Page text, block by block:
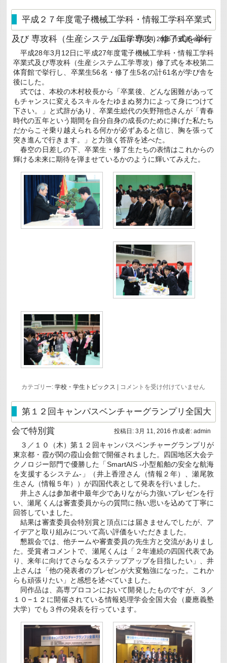
四
国
地
区
高
春
季
テ
ニ
大
会
男
子
団
体
戦
準
優
勝！
平成２７年度電子機械工学科・情報工学科卒業式
及び 専攻科（生産システム工学専攻）修了式を挙行
投稿日: 3月 14, 2016 作成者: admin
平成28年3月12日に平成27年度電子機械工学科・情報工学科
卒業式及び専攻科（生産システム工学専攻）修了式を本校第二
体育館で挙行し、卒業生56名・修了生5名の計61名が学び舎を
後にした。
式では、本校の木村校長から「卒業後、どんな困難があって
もチャンスに変えるスキルをたゆまぬ努力によって身につけて
下さい。」と式辞があり、卒業生総代の矢野翔也さんが「青春
時代の五年という期間を自分自身の成長のために捧げた私たち
だからこそ乗り越えられる何かが必ずあると信じ、胸を張って
突き進んで行きます。」と力強く答辞を述べた。
春空の日差しの下、卒業生・修了生たちの表情はこれからの
輝ける未来に期待を弾ませているかのように輝いてみえた。
カテゴリー: 学校・学生トピックス
平
２
７
電
機
械
工
学
科・
情
報
工
卒
業
式
及
び
専
攻
科
（生
産
シ
ス
ム
工
学
専
攻）
修
コメントを受け付けていません
第１２回キャンパスベンチャーグランプリ全国大
会で特別賞
投稿日: 3月 11, 2016 作成者: admin
３／１０（木）第１２回キャンパスベンチャーグランプリが
東京都・霞が関の霞山会館で開催されました。四国地区大会テ
クノロジー部門で優勝した「SmartAIS -小型船舶の安全な航海
を支援するシステム-」（井上香澄さん（情報２年）、瀬尾敦
生さん（情報５年））が四国代表として発表を行いました。
井上さんは参加者中最年少でありながら力強いプレゼンを行
い、瀬尾くんは審査委員からの質問に熱い思いを込めて丁寧に
回答していました。
結果は審査委員会特別賞と頂点には届きませんでしたが、ア
イデアと取り組みについて高い評価をいただきました。
懇親会では、他チームや審査委員の先生方と交流がありまし
た。受賞者コメントで、瀬尾くんは「２年連続の四国代表であ
り、来年に向けてさらなるステップアップを目指したい」、井
上さんは「他の発表者のプレゼンが大変勉強になった。これか
らも頑張りたい」と感想を述べていました。
同作品は、高専プロコンにおいて開発したものですが、３／
１０−１２に開催されている情報処理学会全国大会（慶應義塾
大学）でも３件の発表を行っています。